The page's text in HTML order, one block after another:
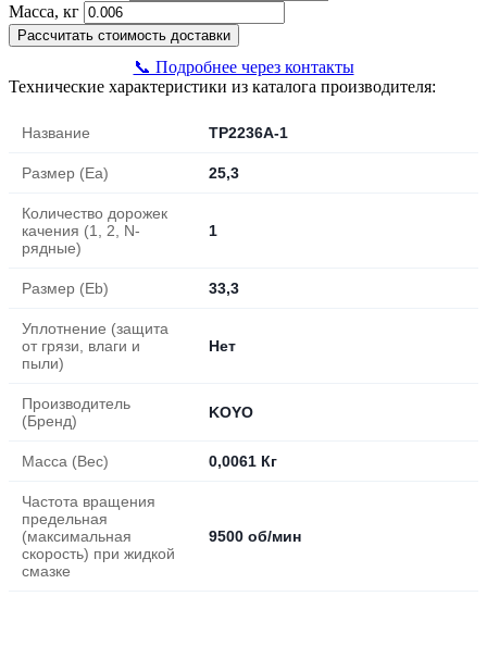
Масса, кг
Рассчитать стоимость доставки
📞 Подробнее через контакты
Технические характеристики из каталога производителя:
Название TP2236A-1
Размер (Ea) 25,3
Количество дорожек
качения (1, 2, N-
рядные)
1
Размер (Eb) 33,3
Уплотнение (защита
от грязи, влаги и
пыли)
Нет
Производитель
(Бренд)
KOYO
Масса (Вес) 0,0061 Кг
Частота вращения
предельная
(максимальная
скорость) при жидкой
смазке
9500 об/мин